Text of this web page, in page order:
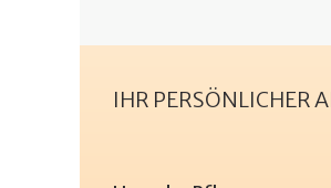
IHR PERSÖNLICHER